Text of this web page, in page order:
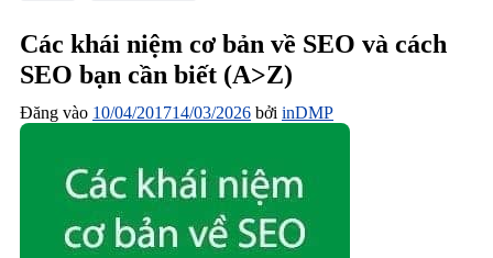
Các khái niệm cơ bản về SEO và cách
SEO bạn cần biết (A>Z)
Đăng vào 10/04/201714/03/2026 bởi inDMP